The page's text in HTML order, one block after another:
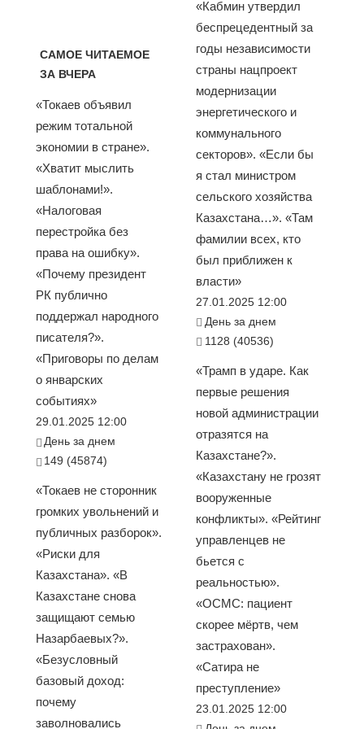
САМОЕ ЧИТАЕМОЕ
ЗА ВЧЕРА
«Токаев объявил
режим тотальной
экономии в стране».
«Хватит мыслить
шаблонами!».
«Налоговая
перестройка без
права на ошибку».
«Почему президент
РК публично
поддержал народного
писателя?».
«Приговоры по делам
о январских
событиях»
29.01.2025 12:00
День за днем
149 (45874)
«Токаев не сторонник
громких увольнений и
публичных разборок».
«Риски для
Казахстана». «В
Казахстане снова
защищают семью
Назарбаевых?».
«Безусловный
базовый доход:
почему
заволновались
«Кабмин утвердил
беспрецедентный за
годы независимости
страны нацпроект
модернизации
энергетического и
коммунального
секторов». «Если бы
я стал министром
сельского хозяйства
Казахстана…». «Там
фамилии всех, кто
был приближен к
власти»
27.01.2025 12:00
День за днем
1128 (40536)
«Трамп в ударе. Как
первые решения
новой администрации
отразятся на
Казахстане?».
«Казахстану не грозят
вооруженные
конфликты». «Рейтинг
управленцев не
бьется с
реальностью».
«ОСМС: пациент
скорее мёртв, чем
застрахован».
«Сатира не
преступление»
23.01.2025 12:00